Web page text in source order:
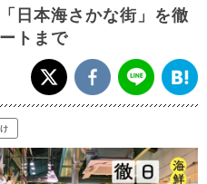
日本海さかな街」を徹
トまで